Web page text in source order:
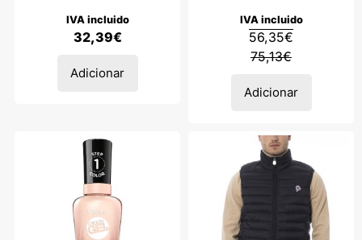
32,39€
IVA incluido
Adicionar
75,13€
56,35€
IVA incluido
Adicionar